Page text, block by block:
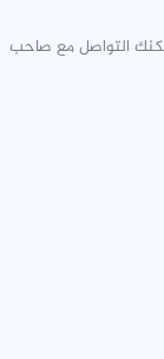
التواصل مع صاحب